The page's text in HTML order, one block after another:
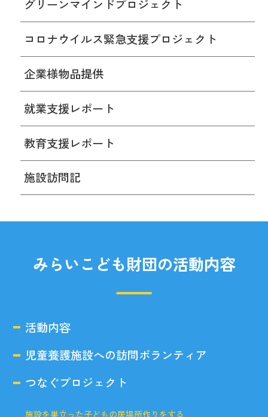
グリーンマインドプロジェクト
コロナウイルス緊急支援プロジェクト
企業様物品提供
就業支援レポート
教育支援レポート
施設訪問記
みらいこども財団の活動内容
活動内容
児童養護施設への訪問ボランティア
つなぐプロジェクト
施設を巣立った子どもの居場所作りをする